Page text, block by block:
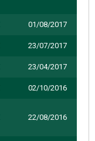
01/08/2017
23/07/2017
23/04/2017
02/10/2016
22/08/2016